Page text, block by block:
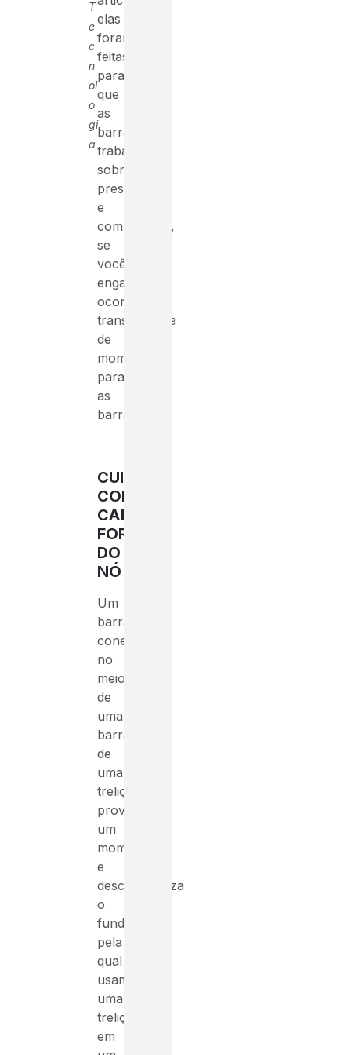
T
e
c
n
ol
o
gi
a
elas
foram
feitas
para
que
as
barras
trabalhem
sobre
pressão
e
compressão,
se
você
engastar
ocorrerá
transferência
de
momento
para
as
barras.
CUIDADO
COM
CARGAS
FORA
DO
NÓ
Um
barra
conectada
no
meio
de
uma
barra
de
uma
treliça
provoca
um
momento,
e
descaracteriza
o
fundamento
pela
qual
usamos
uma
treliça
em